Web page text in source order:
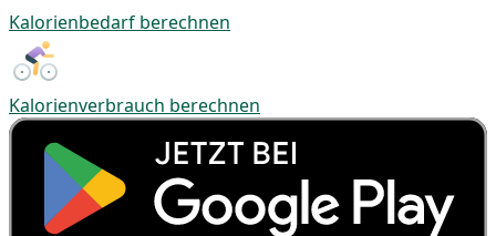
Kalorienbedarf berechnen
Kalorienverbrauch berechnen